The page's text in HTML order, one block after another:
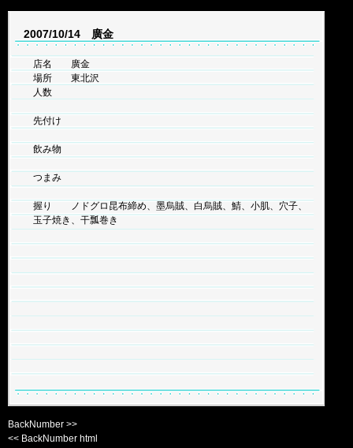
2007/10/14 廣金
店名 廣金
場所 東北沢
人数
先付け
飲み物
つまみ
握り ノドグロ昆布締め、墨烏賊、白烏賊、鯖、小肌、穴子、
玉子焼き、干瓢巻き
BackNumber >>
<< BackNumber html